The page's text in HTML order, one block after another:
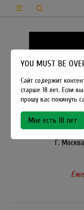
Г.
YOU MUST BE
Сайт содержит
старше 18 лет. Если
прошу вас покинуть
Мне есть 18 лет